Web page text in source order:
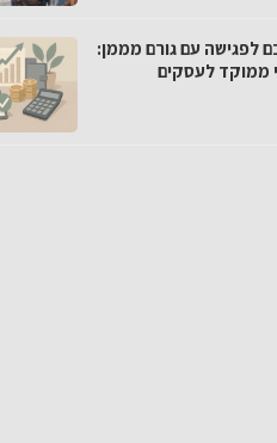
לפגישה עם גורם מממן:
ממוקד לעסקים